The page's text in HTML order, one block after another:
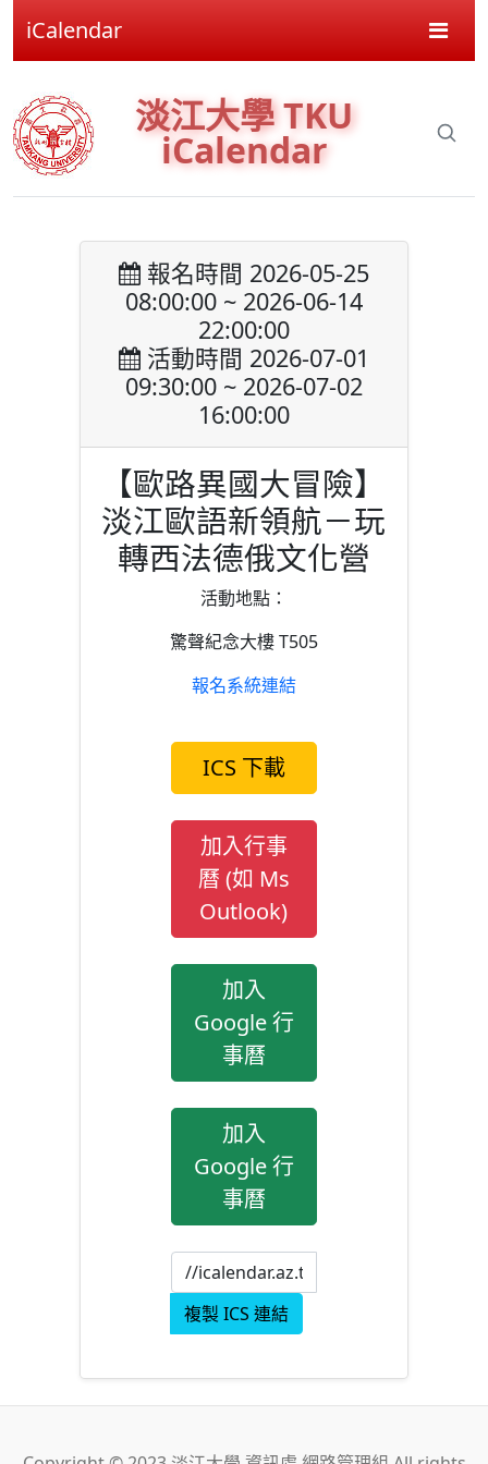
iCalendar
淡江大學 TKU
iCalendar
報名時間 2026-05-25
08:00:00 ~ 2026-06-14
22:00:00
活動時間 2026-07-01
09:30:00 ~ 2026-07-02
16:00:00
【歐路異國大冒險】
淡江歐語新領航－玩
轉西法德俄文化營
活動地點：
驚聲紀念大樓 T505
報名系統連結
ICS 下載
加入行事
曆 (如 Ms
Outlook)
加入
Google 行
事曆
加入
Google 行
事曆
複製 ICS 連結